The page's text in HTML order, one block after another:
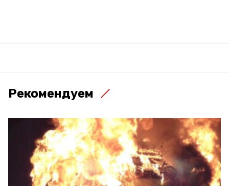
Рекомендуем